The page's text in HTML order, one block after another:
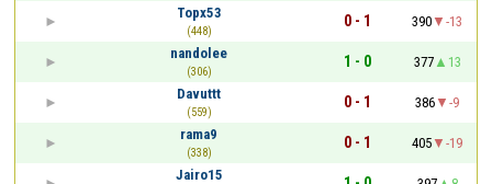
Topx53
(448)
0 - 1 390
-13
nandolee
(306)
1 - 0 377
13
Davuttt
(559)
0 - 1 386
-9
rama9
(338)
0 - 1 405
-19
Jairo15